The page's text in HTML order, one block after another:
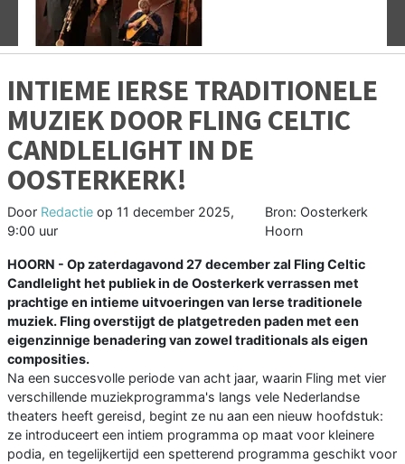
INTIEME IERSE TRADITIONELE
MUZIEK DOOR FLING CELTIC
CANDLELIGHT IN DE
OOSTERKERK!
Door Redactie op 11 december 2025,
9:00 uur
Bron: Oosterkerk
Hoorn
HOORN - Op zaterdagavond 27 december zal Fling Celtic
Candlelight het publiek in de Oosterkerk verrassen met
prachtige en intieme uitvoeringen van Ierse traditionele
muziek. Fling overstijgt de platgetreden paden met een
eigenzinnige benadering van zowel traditionals als eigen
composities.
Na een succesvolle periode van acht jaar, waarin Fling met vier
verschillende muziekprogramma's langs vele Nederlandse
theaters heeft gereisd, begint ze nu aan een nieuw hoofdstuk:
ze introduceert een intiem programma op maat voor kleinere
podia, en tegelijkertijd een spetterend programma geschikt voor